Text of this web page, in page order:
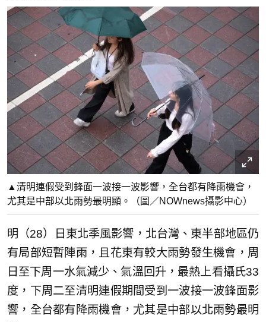
▲清明連假受到鋒面一波接一波影響，全台都有降雨機會，
尤其是中部以北雨勢最明顯。（圖／NOWnews攝影中心）
明（28）日東北季風影響，北台灣、東半部地區仍
有局部短暫陣雨，且花東有較大雨勢發生機會，周
日至下周一水氣減少、氣溫回升，最熱上看攝氏33
度，下周二至清明連假期間受到一波接一波鋒面影
響，全台都有降雨機會，尤其是中部以北雨勢最明